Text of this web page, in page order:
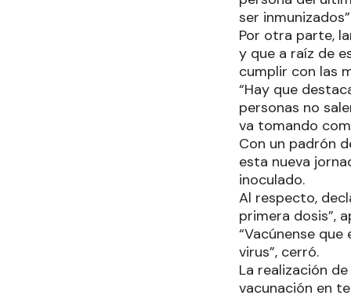
ser
Por otra parte,
y que a raíz de
cumplir con las
“Hay que
personas no
va tomando
Con un padrón
esta nueva
inoculado.
Al respecto,
primera dosis”,
“Vacúnense
virus”, cerró.
La realización
vacunación en